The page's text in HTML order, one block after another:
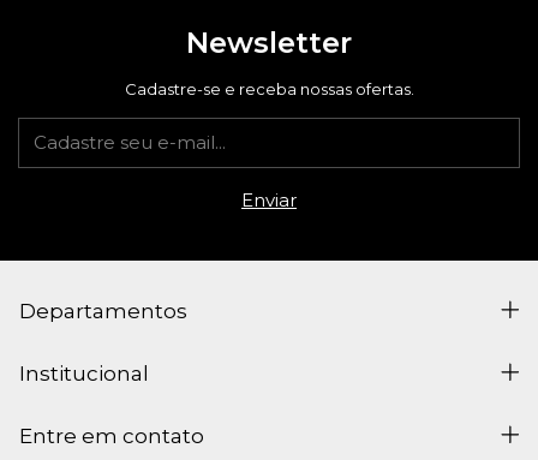
Newsletter
Cadastre-se e receba nossas ofertas.
Departamentos
Institucional
Entre em contato